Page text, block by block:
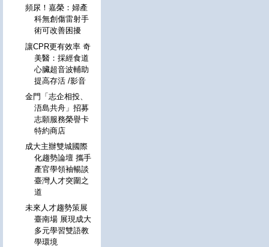
頻尿！嘉榮：婦產
科無創傷雷射手
術可改善困擾
讓CPR更有效率 奇
美醫：採經食道
心臟超音波輔助
提高存活 /影音
金門「志企相投、
浯島共舟」招募
志願服務榮譽卡
特約商店
成大主辦雙城國際
化趨勢論壇 攜手
產官學領袖暢談
臺灣人才突圍之
道
未來人才趨勢策展
臺南場 展現成大
多元學習雙語教
學環境